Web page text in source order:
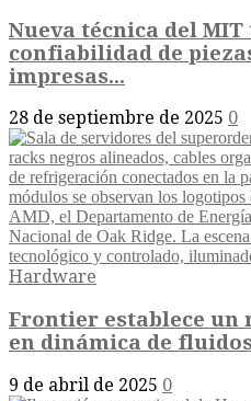
Nueva técnica del
confiabilidad de
impresas...
28 de septiembre de 2025 0
Hardware
Frontier establece un
en dinámica de
9 de abril de 2025 0